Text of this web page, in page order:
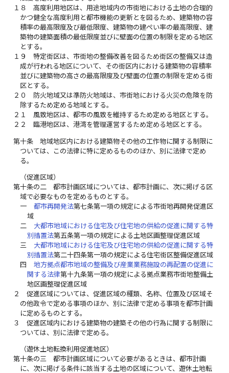
１８
高度利用地区は、用途地域内の市街地における土地の合理的
かつ健全な高度利用と都市機能の更新とを図るため、建築物の容
積率の最高限度及び最低限度、建築物の建ぺい率の最高限度、建
築物の建築面積の最低限度並びに壁面の位置の制限を定める地区
とする。
１９
特定街区は、市街地の整備改善を図るため街区の整備又は造
成が行われる地区について、その街区内における建築物の容積率
並びに建築物の高さの最高限度及び壁面の位置の制限を定める街
区とする。
２０
防火地域又は準防火地域は、市街地における火災の危険を防
除するため定める地域とする。
２１
風致地区は、都市の風致を維持するため定める地区とする。
２２
臨港地区は、港湾を管理運営するため定める地区とする。
第十条
地域地区内における建築物その他の工作物に関する制限に
ついては、この法律に特に定めるもののほか、別に法律で定め
る。
（促進区域）
第十条の二
都市計画区域については、都市計画に、次に掲げる区
域で必要なものを定めるものとする。
一
都市再開発法第七条第一項の規定による市街地再開発促進区
域
二
大都市地域における住宅及び住宅地の供給の促進に関する特
別措置法第五条第一項の規定による土地区画整理促進区域
三
大都市地域における住宅及び住宅地の供給の促進に関する特
別措置法第二十四条第一項の規定による住宅街区整備促進区域
四
地方拠点都市地域の整備及び産業業務施設の再配置の促進に
関する法律第十九条第一項の規定による拠点業務市街地整備土
地区画整理促進区域
２
促進区域については、促進区域の種類、名称、位置及び区域そ
の他政令で定める事項のほか、別に法律で定める事項を都市計画
に定めるものとする。
３
促進区域内における建築物の建築その他の行為に関する制限に
ついては、別に法律で定める。
（遊休土地転換利用促進地区）
第十条の三
都市計画区域について必要があるときは、都市計画
に、次に掲げる条件に該当する土地の区域について、遊休土地転